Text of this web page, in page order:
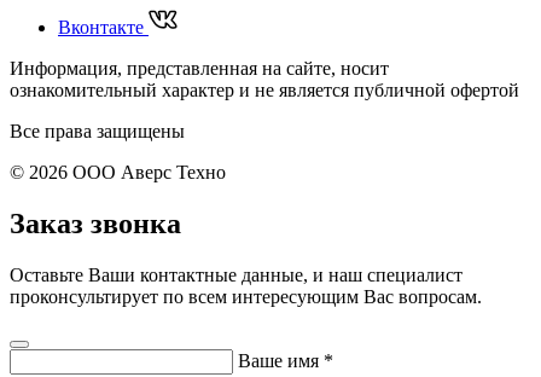
Вконтакте
Информация, представленная на сайте, носит
ознакомительный характер и не является публичной офертой
Все права защищены
© 2026 ООО Аверс Техно
Заказ звонка
Оставьте Ваши контактные данные, и наш специалист
проконсультирует по всем интересующим Вас вопросам.
Ваше имя *